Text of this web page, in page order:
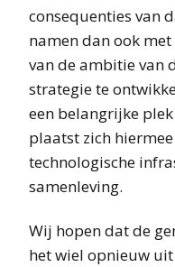
consequenties van
namen dan ook
van de ambitie van
strategie te
een belangrijke
plaatst zich
technologische
samenleving.
Wij hopen dat de
het wiel opnieuw